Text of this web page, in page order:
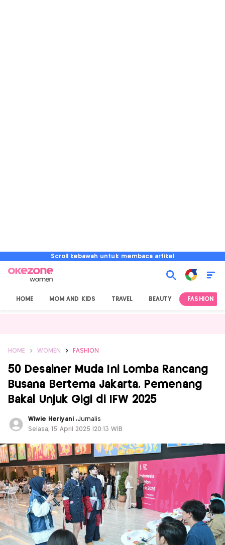
Scroll kebawah untuk membaca artikel
HOME MOM AND KIDS TRAVEL BEAUTY FASHION
HOME WOMEN FASHION
50 Desainer Muda Ini Lomba Rancang
Busana Bertema Jakarta, Pemenang
Bakal Unjuk Gigi di IFW 2025
Wiwie Heriyani ,Jurnalis
Selasa, 15 April 2025 |20:13 WIB